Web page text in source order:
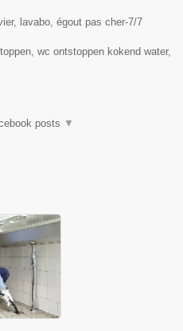
lavabo, égout pas cher-7/7
wc ontstoppen kokend water,
posts ▼